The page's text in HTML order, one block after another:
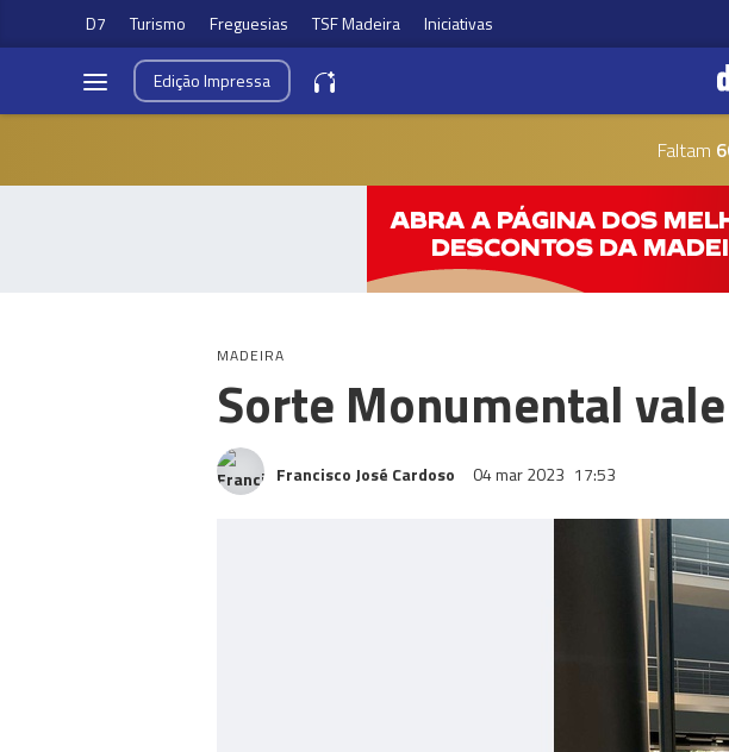
D7 Turismo Freguesias TSF Madeira Iniciativas
EdiçãoImpressa
Faltam
MADEIRA
Sorte Monumental
Francisco José Cardoso 04 mar 2023 17:53